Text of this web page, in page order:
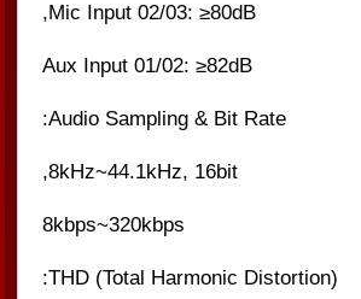
Mic Input 02/03: ≥80dB,
Aux Input 01/02: ≥82dB
Audio Sampling & Bit Rate:
8kHz~44.1kHz, 16bit,
8kbps~320kbps
THD (Total Harmonic Distortion):